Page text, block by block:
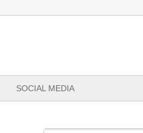
SOCIAL MEDIA